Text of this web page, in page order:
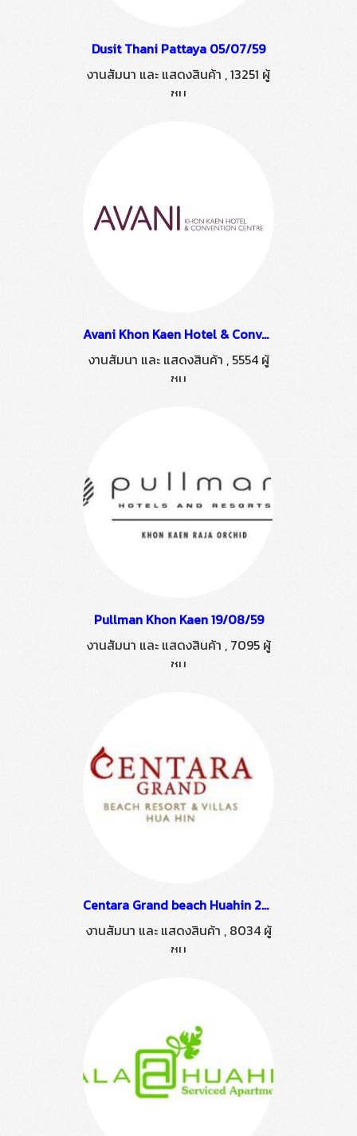
Dusit Thani Pattaya 05/07/59
งานสัมนา และ แสดงสินค้า ,13251 ผู้
ชม
Avani Khon Kaen Hotel & Convention Centre
งานสัมนา และ แสดงสินค้า , 5554 ผู้
ชม
Pullman Khon Kaen 19/08/59
งานสัมนา และ แสดงสินค้า , 7095 ผู้
ชม
Centara Grand beach Huahin 28/06/59
งานสัมนา และ แสดงสินค้า , 8034 ผู้
ชม